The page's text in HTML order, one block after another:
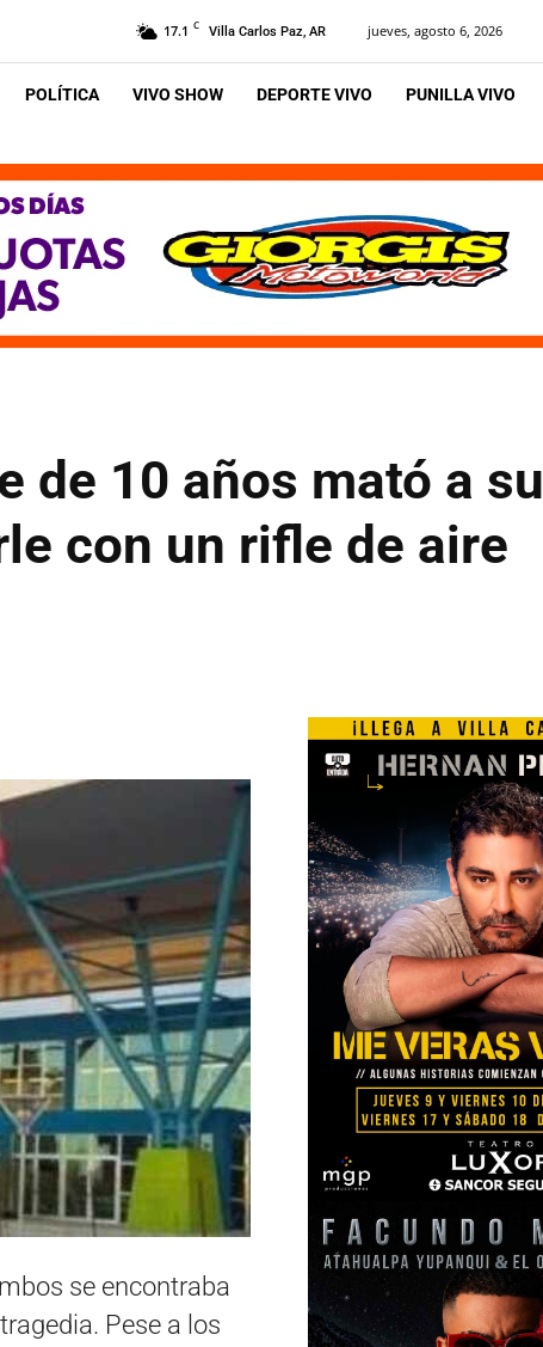
17.1 C Villa Carlos Paz, AR jueves, agosto 6, 2026
POLÍTICA VIVO SHOW DEPORTE VIVO PUNILLA VIVO
de 10 años mató a su
con un rifle de aire
se encontraba
Pese a los